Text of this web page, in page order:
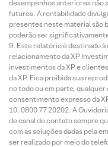
desempenhos anteriores não
futuros. A rentabilidade
presentes neste material são
poderão ser
Este relatório é destinado à
relacionamento da XP
investimentos da XP e
da XP. Fica proibida sua
no todo ou em parte,
consentimento expresso da
0800 77 20202. A
de canal de contato sempre
com as soluções dadas pela
ser realizado por meio do